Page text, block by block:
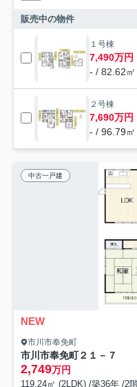
販売中の物件
１号棟
7,490万円
- / 82.62
２号棟
7,690万円
- / 96.79
中古一戸建
NEW
市川市奉免町
市川市奉免町２１－７
2,749万円
119.24㎡ (2LDK) /築36年 /2